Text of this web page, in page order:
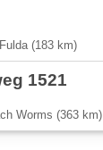
(183 km)
1521
Worms (363 km)